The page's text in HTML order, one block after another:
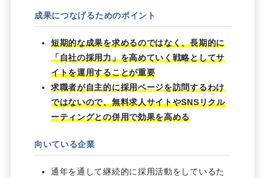
成果につなげるためのポイント
短期的な成果を求めるのではなく、長期的に
「自社の採用力」を高めていく戦略としてサ
イトを運用することが重要
求職者が自主的に採用ページを訪問するわけ
ではないので、無料求人サイトやSNSリクル
ーティングとの併用で効果を高める
向いている企業
通年を通して継続的に採用活動をしているた